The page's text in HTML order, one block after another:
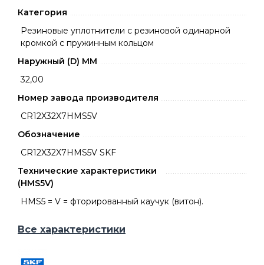
Категория
Резиновые уплотнители с резиновой одинарной
кромкой с пружинным кольцом
Наружный (D) ММ
32,00
Номер завода производителя
CR12X32X7HMS5V
Обозначение
CR12X32X7HMS5V SKF
Технические характеристики
(HMS5V)
HMS5 = V = фторированный каучук (витон).
Все характеристики